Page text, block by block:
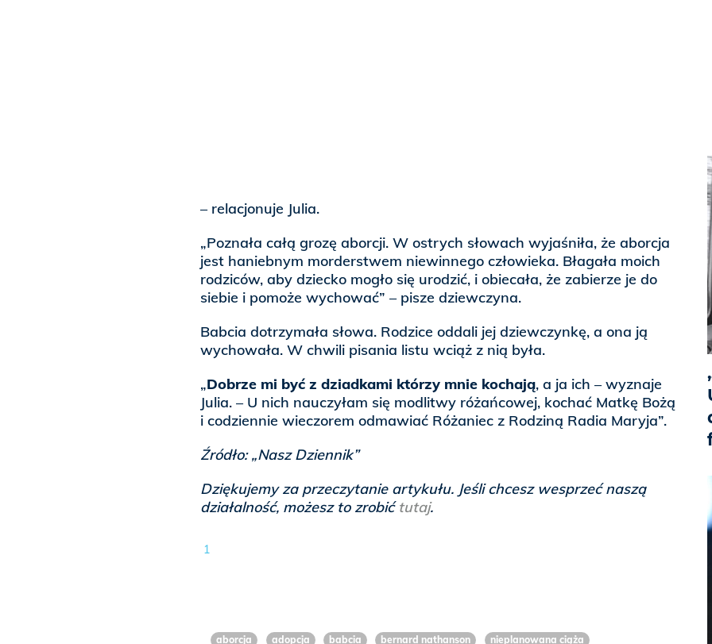
– relacjonuje Julia.
„Poznała całą grozę aborcji. W ostrych słowach wyjaśniła, że aborcja
jest haniebnym morderstwem niewinnego człowieka. Błagała moich
rodziców, aby dziecko mogło się urodzić, i obiecała, że zabierze je do
siebie i pomoże wychować” – pisze dziewczyna.
Babcia dotrzymała słowa. Rodzice oddali jej dziewczynkę, a ona ją
wychowała. W chwili pisania listu wciąż z nią była.
„Dobrze mi być z dziadkami którzy mnie kochają, a ja ich – wyznaje
Julia. – U nich nauczyłam się modlitwy różańcowej, kochać Matkę Bożą
i codziennie wieczorem odmawiać Różaniec z Rodziną Radia Maryja”.
Źródło: „Nasz Dziennik”
Dziękujemy za przeczytanie artykułu. Jeśli chcesz wesprzeć naszą
działalność, możesz to zrobićtutaj.
1
aborcja adopcja babcia bernard nathanson
nieplanowana ciąża